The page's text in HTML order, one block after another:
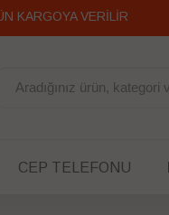
KARGOYA VERİLİR
CEP TELEFONU